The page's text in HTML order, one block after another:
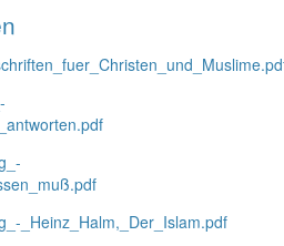
_Heinz_Halm,_Der_Islam.pdf